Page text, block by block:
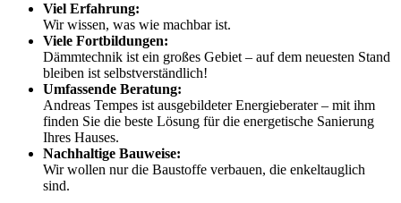
Viel Erfahrung:
Wir wissen, was wie machbar ist.
Viele Fortbildungen:
Dämmtechnik ist ein großes Gebiet – auf dem neuesten Stand
bleiben ist selbstverständlich!
Umfassende Beratung:
Andreas Tempes ist ausgebildeter Energieberater – mit ihm
finden Sie die beste Lösung für die energetische Sanierung
Ihres Hauses.
Nachhaltige Bauweise:
Wir wollen nur die Baustoffe verbauen, die enkeltauglich
sind.